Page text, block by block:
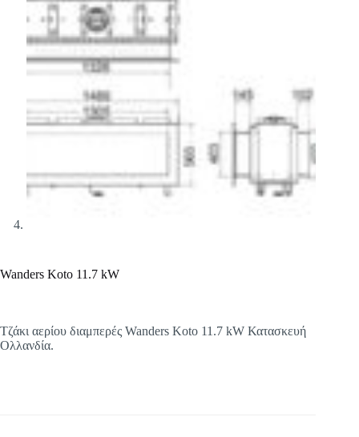
Wanders Koto 11.7 kW
Τζάκι αερίου διαμπερές Wanders Koto 11.7 kW Κατασκευή
Oλλανδία.